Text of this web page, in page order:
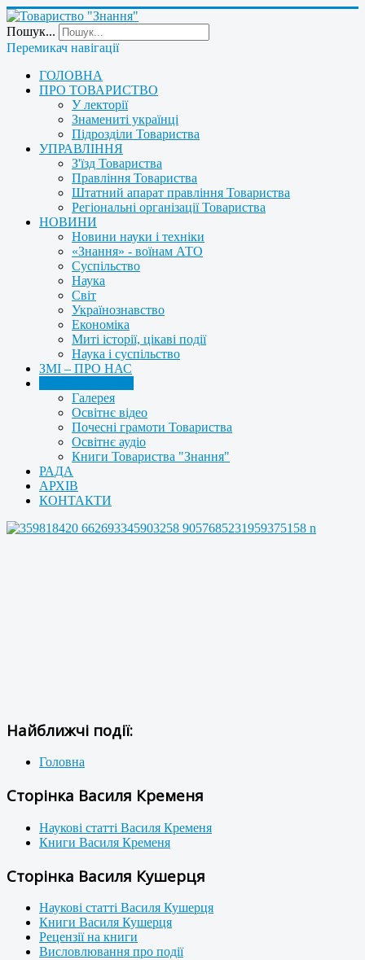
Пошук...
Перемикач навігації
ГОЛОВНА
ПРО ТОВАРИСТВО
У лекторії
Знамениті українці
Підрозділи Товариства
УПРАВЛІННЯ
З'їзд Товариства
Правління Товариства
Штатний апарат правління Товариства
Регіональні організації Товариства
НОВИНИ
Новини науки і техніки
«Знання» - воїнам АТО
Суспільство
Наука
Світ
Українознавство
Економіка
Миті історії, цікаві події
Наука і суспільство
ЗМІ – ПРО НАС
Галерея
Освітнє відео
Почесні грамоти Товариства
Освітнє аудіо
Книги Товариства "Знання"
РАДА
АРХІВ
КОНТАКТИ
Найближчі події:
Головна
Сторінка Василя Кременя
Наукові статті Василя Кременя
Книги Василя Кременя
Сторінка Василя Кушерця
Наукові статті Василя Кушерця
Книги Василя Кушерця
Рецензії на книги
Висловлювання про події